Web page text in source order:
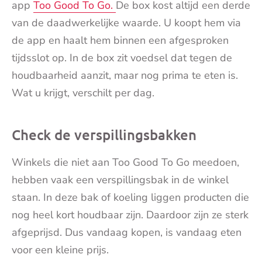
app Too Good To Go. De box kost altijd een derde
van de daadwerkelijke waarde. U koopt hem via
de app en haalt hem binnen een afgesproken
tijdsslot op. In de box zit voedsel dat tegen de
houdbaarheid aanzit, maar nog prima te eten is.
Wat u krijgt, verschilt per dag.
Check de verspillingsbakken
Winkels die niet aan Too Good To Go meedoen,
hebben vaak een verspillingsbak in de winkel
staan. In deze bak of koeling liggen producten die
nog heel kort houdbaar zijn. Daardoor zijn ze sterk
afgeprijsd. Dus vandaag kopen, is vandaag eten
voor een kleine prijs.